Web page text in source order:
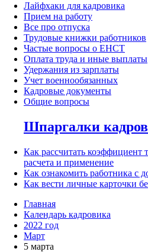
Лайфхаки для кадровика
Прием на работу
Все про отпуска
Трудовые книжки работников
Частые вопросы о ЕНСТ
Оплата труда и иные выплаты
Удержания из зарплаты
Учет военнообязанных
Кадровые документы
Общие вопросы
Шпаргалки
Как рассчитать коэффициент
расчета и применение
Как ознакомить работника с
Как вести личные карточки
Главная
Календарь кадровика
2022 год
Март
5 марта